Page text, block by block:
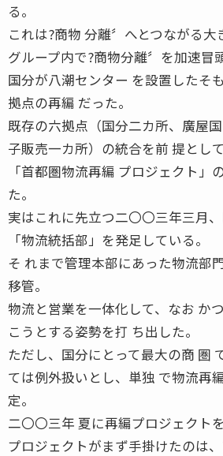
る。
これは?商物 分離〞へとつながる大
グループ内で?商物分離〞を加速冒
国分が八潮センター を設置したそ
拠点の再編 だった。
既存の六拠点（国分二カ所、廣屋
子販売一カ所）の統合を前 提とし
「首都圏物流再編 プロジェクト」
た。
実はこれに先立つ二〇〇三年三月
「物流統括部」を発足している。
そ れまで管理本部にあった物流部
移管。
物流と営業を一体化して、なお か
こうとする姿勢を打 ち出した。
ただし、国分にとって最大の商 圏
ては例外扱いとし、単独 で物流再
定。
二〇〇三年 夏に再編プロジェクト
プロジェクトがまず手掛けたのは